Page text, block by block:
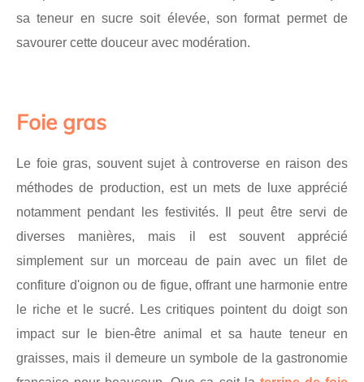
sa teneur en sucre soit élevée, son format permet de
savourer cette douceur avec modération.
Foie gras
Le foie gras, souvent sujet à controverse en raison des
méthodes de production, est un mets de luxe apprécié
notamment pendant les festivités. Il peut être servi de
diverses manières, mais il est souvent apprécié
simplement sur un morceau de pain avec un filet de
confiture d'oignon ou de figue, offrant une harmonie entre
le riche et le sucré. Les critiques pointent du doigt son
impact sur le bien-être animal et sa haute teneur en
graisses, mais il demeure un symbole de la gastronomie